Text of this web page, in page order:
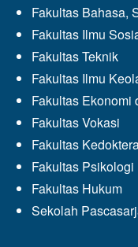
Fakultas Bahasa,
Fakultas Ilmu
Fakultas Teknik
Fakultas Ilmu
Fakultas Ekonomi
Fakultas Vokasi
Fakultas
Fakultas Psikologi
Fakultas Hukum
Sekolah